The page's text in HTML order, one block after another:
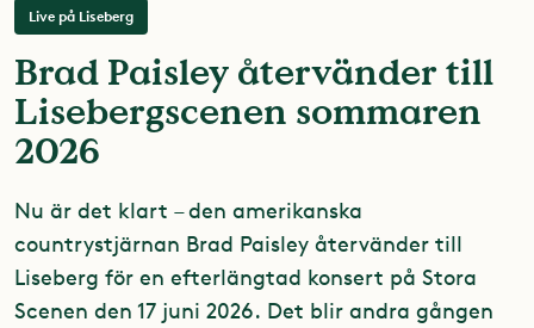
Live på Liseberg
Brad Paisley återvänder till
Lisebergscenen sommaren
2026
Nu är det klart – den amerikanska
countrystjärnan Brad Paisley återvänder till
Liseberg för en efterlängtad konsert på Stora
Scenen den 17 juni 2026. Det blir andra gången